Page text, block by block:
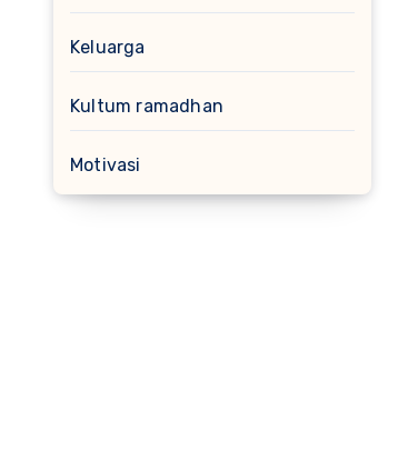
Keluarga
Kultum ramadhan
Motivasi